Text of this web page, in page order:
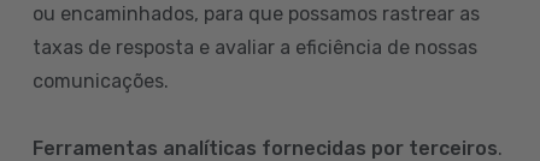
ou encaminhados, para que possamos rastrear as
taxas de resposta e avaliar a eficiência de nossas
comunicações.
Ferramentas analíticas fornecidas por terceiros.